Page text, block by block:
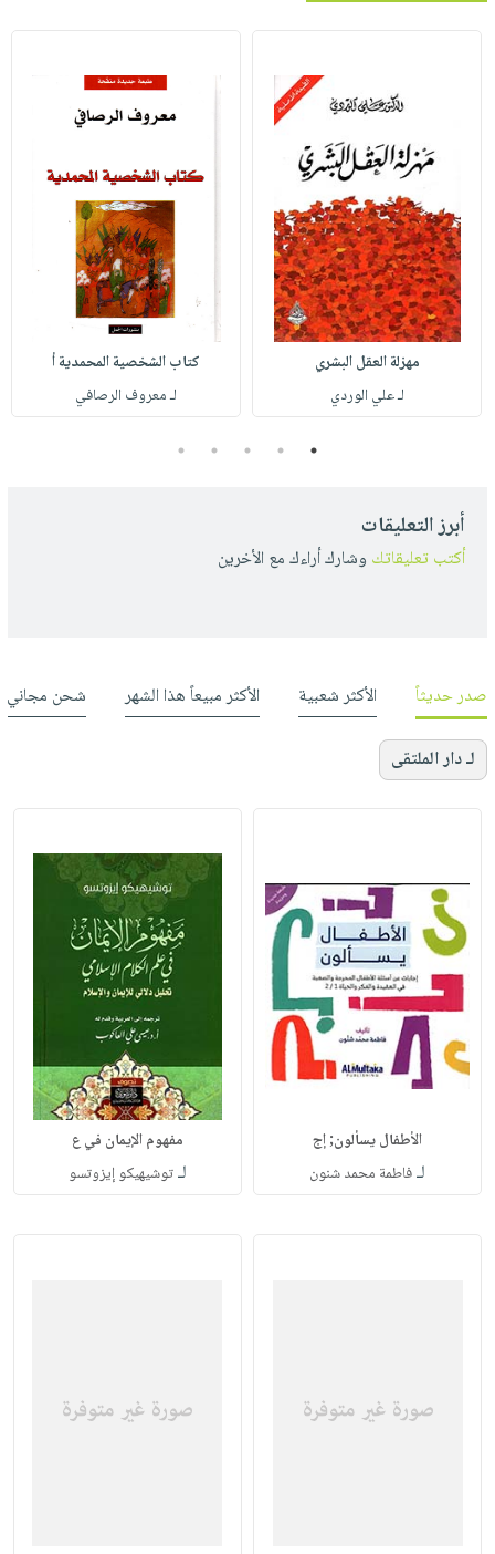
مهزلة العقل البشري
لـ علي الوردي
كتاب الشخصية المحمدية أ
لـ معروف الرصافي
1
2
3
4
5
أبرز التعليقات
أكتب تعليقاتك وشارك أراءك مع الأخرين
صدر حديثاً الأكثر شعبية الأكثر مبيعاً هذا الشهر شحن مجاني
لـ دار الملتقى
الأطفال يسألون; إج
لـفاطمة محمد شنون
مفهوم الإيمان في ع
لـتوشيهيكو إيزوتسو